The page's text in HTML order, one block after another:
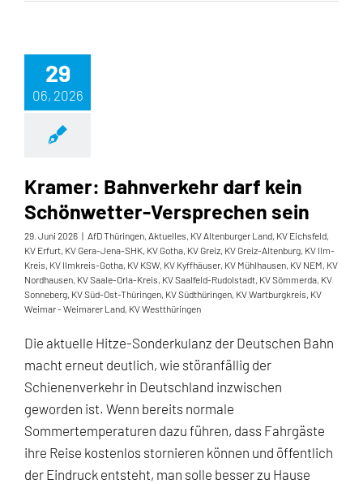
29
06, 2026
Kramer: Bahnverkehr darf kein
Schönwetter-Versprechen sein
29. Juni 2026 | AfD Thüringen, Aktuelles, KV Altenburger Land, KV Eichsfeld,
KV Erfurt, KV Gera-Jena-SHK, KV Gotha, KV Greiz, KV Greiz-Altenburg, KV Ilm-
Kreis, KV Ilmkreis-Gotha, KV KSW, KV Kyffhäuser, KV Mühlhausen, KV NEM, KV
Nordhausen, KV Saale-Orla-Kreis, KV Saalfeld-Rudolstadt, KV Sömmerda, KV
Sonneberg, KV Süd-Ost-Thüringen, KV Südthüringen, KV Wartburgkreis, KV
Weimar - Weimarer Land, KV Westthüringen
Die aktuelle Hitze-Sonderkulanz der Deutschen Bahn
macht erneut deutlich, wie störanfällig der
Schienenverkehr in Deutschland inzwischen
geworden ist. Wenn bereits normale
Sommertemperaturen dazu führen, dass Fahrgäste
ihre Reise kostenlos stornieren können und öffentlich
der Eindruck entsteht, man solle besser zu Hause